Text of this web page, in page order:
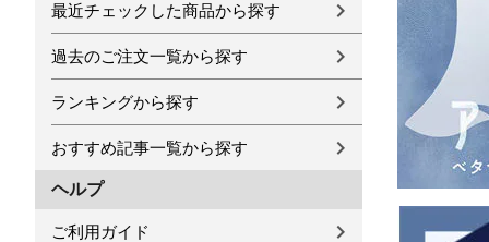
最近チェックした商品から探す
過去のご注文一覧から探す
ランキングから探す
おすすめ記事一覧から探す
ヘルプ
ご利用ガイド